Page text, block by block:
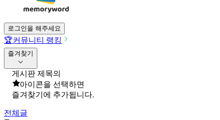
로그인을 해주세요
🏆커뮤니티 랭킹
즐겨찾기
게시판 제목의
아이콘을 선택하면
즐겨찾기에 추가됩니다.
전체글